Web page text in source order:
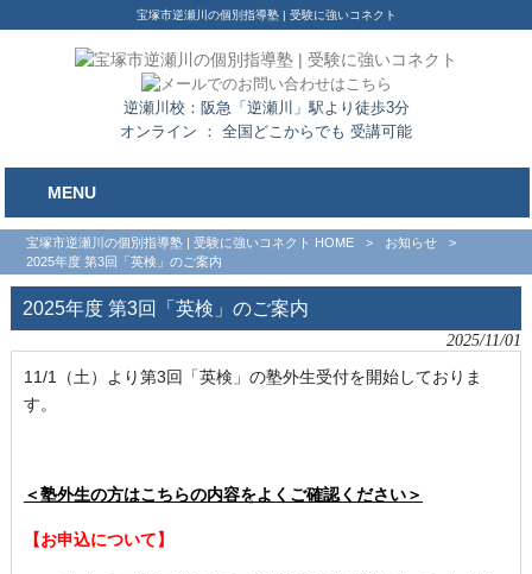
宝塚市逆瀬川の個別指導塾 | 受験に強いコネクト
逆瀬川校：阪急「逆瀬川」駅より徒歩3分
オンライン ： 全国どこからでも 受講可能
MENU
宝塚市逆瀬川の個別指導塾 | 受験に強いコネクト HOME > お知らせ
>
2025年度 第3回「英検」のご案内
2025年度 第3回「英検」のご案内
2025/11/01
11/1（土）より第3回「英検」の塾外生受付を開始しておりま
す。
＜塾外生の方はこちらの内容をよくご確認ください＞
【お申込について】